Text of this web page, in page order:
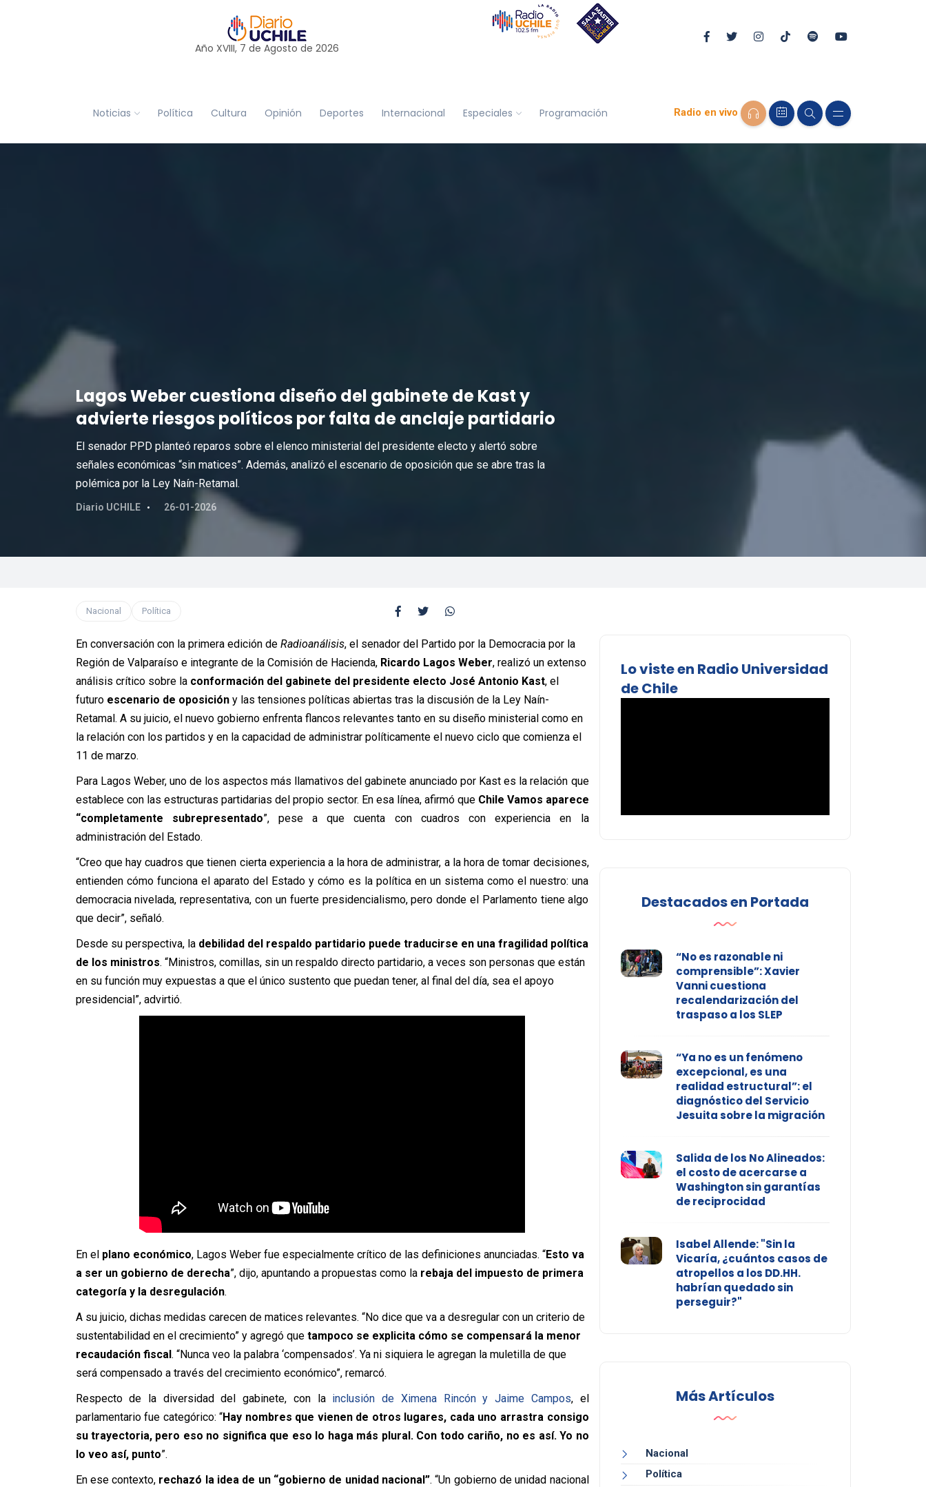
Año XVIII, 7 de Agosto de 2026
Noticias Política Cultura Opinión Deportes Internacional Especiales Programación Radio en vivo
Lagos Weber cuestiona diseño del gabinete de Kast y
advierte riesgos políticos por falta de anclaje partidario
El senador PPD planteó reparos sobre el elenco ministerial del presidente electo y alertó sobre
señales económicas “sin matices”. Además, analizó el escenario de oposición que se abre tras la
polémica por la Ley Naín-Retamal.
Diario UCHILE 26-01-2026
Nacional Política
En conversación con la primera edición de Radioanálisis, el senador del Partido por la Democracia por la
Región de Valparaíso e integrante de la Comisión de Hacienda,Ricardo Lagos Weber, realizó un extenso
análisis crítico sobre la conformación del gabinete del presidente electo José Antonio Kast, el
futuroescenario de oposicióny las tensiones políticas abiertas tras la discusión de la Ley Naín-
Retamal. A su juicio, el nuevo gobierno enfrenta flancos relevantes tanto en su diseño ministerial como en
la relación con los partidos y en la capacidad de administrar políticamente el nuevo ciclo que comienza el
11 de marzo.
Para Lagos Weber, uno de los aspectos más llamativos del gabinete anunciado por Kast es la relación que
establece con las estructuras partidarias del propio sector. En esa línea, afirmó que Chile Vamos aparece
“completamente subrepresentado”, pese a que cuenta con cuadros con experiencia en la
administración del Estado.
“Creo que hay cuadros que tienen cierta experiencia a la hora de administrar, a la hora de tomar decisiones,
entienden cómo funciona el aparato del Estado y cómo es la política en un sistema como el nuestro: una
democracia nivelada, representativa, con un fuerte presidencialismo, pero donde el Parlamento tiene algo
que decir”, señaló.
Desde su perspectiva, la debilidad del respaldo partidario puede traducirse en una fragilidad política
de los ministros. “Ministros, comillas, sin un respaldo directo partidario, a veces son personas que están
en su función muy expuestas a que el único sustento que puedan tener, al final del día, sea el apoyo
presidencial”, advirtió.
En elplano económico, Lagos Weber fue especialmente crítico de las definiciones anunciadas. “Esto va
a ser un gobierno de derecha”, dijo, apuntando a propuestas como la rebaja del impuesto de primera
categoría y la desregulación.
A su juicio, dichas medidas carecen de matices relevantes. “No dice que va a desregular con un criterio de
sustentabilidad en el crecimiento” y agregó que tampoco se explicita cómo se compensará la menor
recaudación fiscal. “Nunca veo la palabra ‘compensados’. Ya ni siquiera le agregan la muletilla de que
será compensado a través del crecimiento económico”, remarcó.
Respecto de la diversidad del gabinete, con la inclusión de Ximena Rincón y Jaime Campos, el
parlamentario fue categórico: “Hay nombres que vienen de otros lugares, cada uno arrastra consigo
su trayectoria, pero eso no significa que eso lo haga más plural. Con todo cariño, no es así. Yo no
lo veo así, punto”.
En ese contexto, rechazó la idea de un “gobierno de unidad nacional”. “Un gobierno de unidad nacional
Lo viste en Radio Universidad
de Chile
Destacados en Portada
“No es razonable ni
comprensible”: Xavier
Vanni cuestiona
recalendarización del
traspaso a los SLEP
“Ya no es un fenómeno
excepcional, es una
realidad estructural”: el
diagnóstico del Servicio
Jesuita sobre la migración
Salida de los No Alineados:
el costo de acercarse a
Washington sin garantías
de reciprocidad
Isabel Allende: "Sin la
Vicaría, ¿cuántos casos de
atropellos a los DD.HH.
habrían quedado sin
perseguir?"
Más Artículos
Nacional
Política